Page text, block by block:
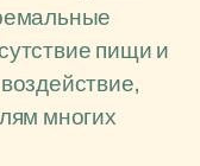
пищи и
многих